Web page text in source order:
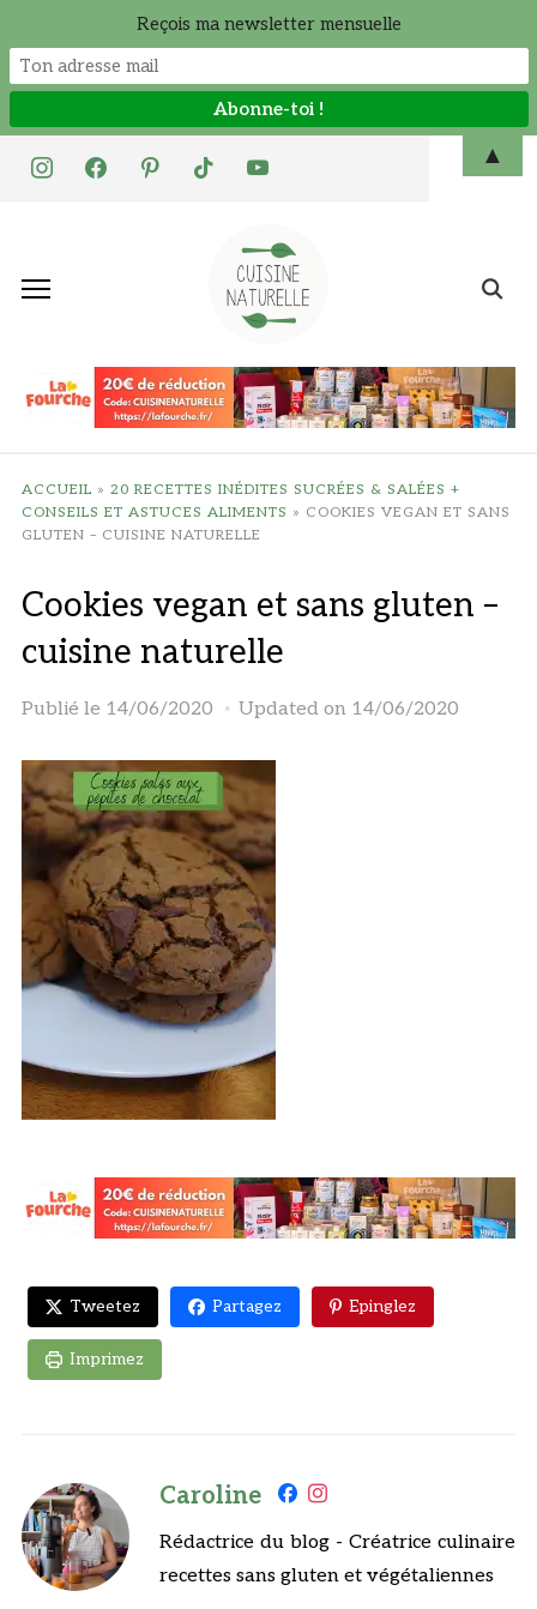
instagramfacebookpinteresttiktok youtube
Search
ACCUEIL » 20 RECETTES INÉDITES SUCRÉES & SALÉES +
CONSEILS ET ASTUCES ALIMENTS » COOKIES VEGAN ET SANS
GLUTEN – CUISINE NATURELLE
Cookies vegan et sans gluten –
cuisine naturelle
Publié le 14/06/2020 Updated on 14/06/2020
Tweetez Partagez Epinglez
Imprimez
Caroline
Rédactrice du blog - Créatrice culinaire
recettes sans gluten et végétaliennes
Reçois ma newsletter mensuelle
▲